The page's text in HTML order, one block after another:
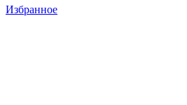
Избранное